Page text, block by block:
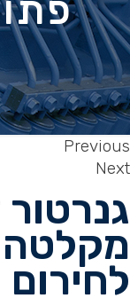
Previous
Next
לחירום